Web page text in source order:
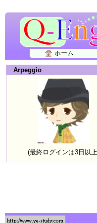
ホーム
Arpeggio
(最終ログインは3日以